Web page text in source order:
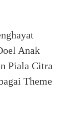
Anak
Piala Citra
Theme